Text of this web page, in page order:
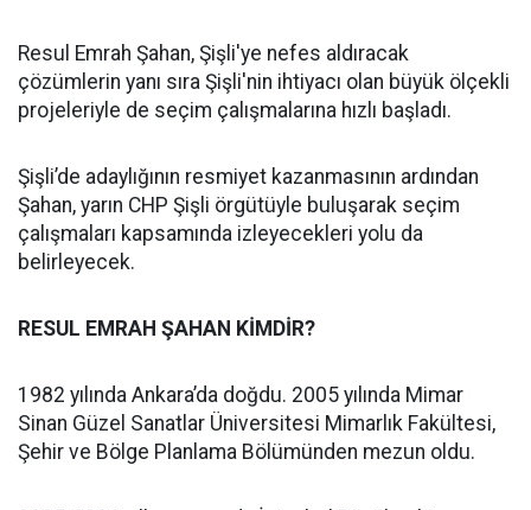
Resul Emrah Şahan, Şişli'ye nefes aldıracak
çözümlerin yanı sıra Şişli'nin ihtiyacı olan büyük ölçekli
projeleriyle de seçim çalışmalarına hızlı başladı.
Şişli’de adaylığının resmiyet kazanmasının ardından
Şahan, yarın CHP Şişli örgütüyle buluşarak seçim
çalışmaları kapsamında izleyecekleri yolu da
belirleyecek.
RESUL EMRAH ŞAHAN KİMDİR?
1982 yılında Ankara’da doğdu. 2005 yılında Mimar
Sinan Güzel Sanatlar Üniversitesi Mimarlık Fakültesi,
Şehir ve Bölge Planlama Bölümünden mezun oldu.